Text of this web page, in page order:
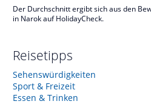
Der Durchschnitt ergibt sich aus den
in Narok auf HolidayCheck.
Reisetipps
Sehenswürdigkeiten
Sport & Freizeit
Essen & Trinken